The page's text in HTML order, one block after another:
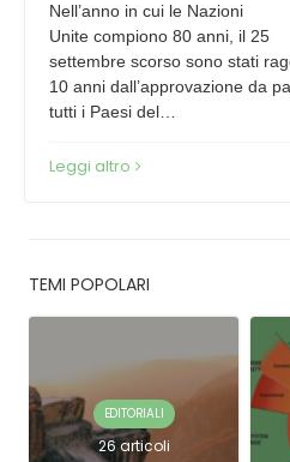
Nell’anno in cui le Nazioni
Unite compiono 80 anni, il 25
settembre scorso sono stati
10 anni dall’approvazione da
tutti i Paesi del…
Leggi altro
TEMI POPOLARI
EDITORIALI
26 articoli